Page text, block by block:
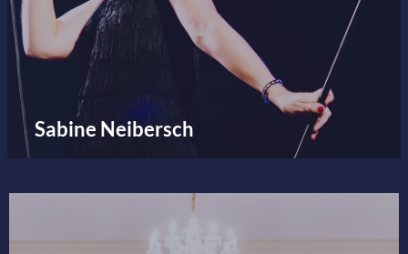
Sabine Neibersch